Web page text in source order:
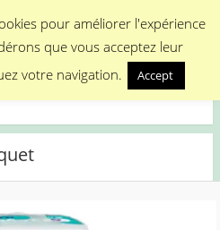
pour améliorer l'expérience
que vous acceptez leur
votre navigation.
Accept